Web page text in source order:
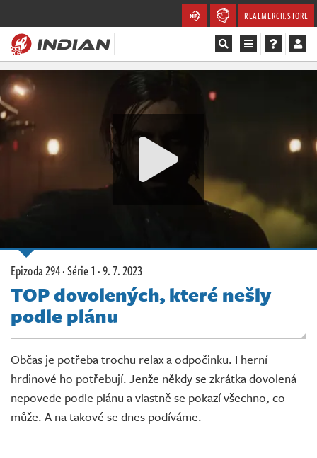
REALMERCH.STORE
Magazín
Recenze
Videa
Databáze
Komunita
Redakce
Živě
Epizoda 294 · Série 1 ·9. 7. 2023
TOP dovolených, které nešly
podle plánu
Občas je potřeba trochu relax a odpočinku. I herní
hrdinové ho potřebují. Jenže někdy se zkrátka dovolená
nepovede podle plánu a vlastně se pokazí všechno, co
může. A na takové se dnes podíváme.